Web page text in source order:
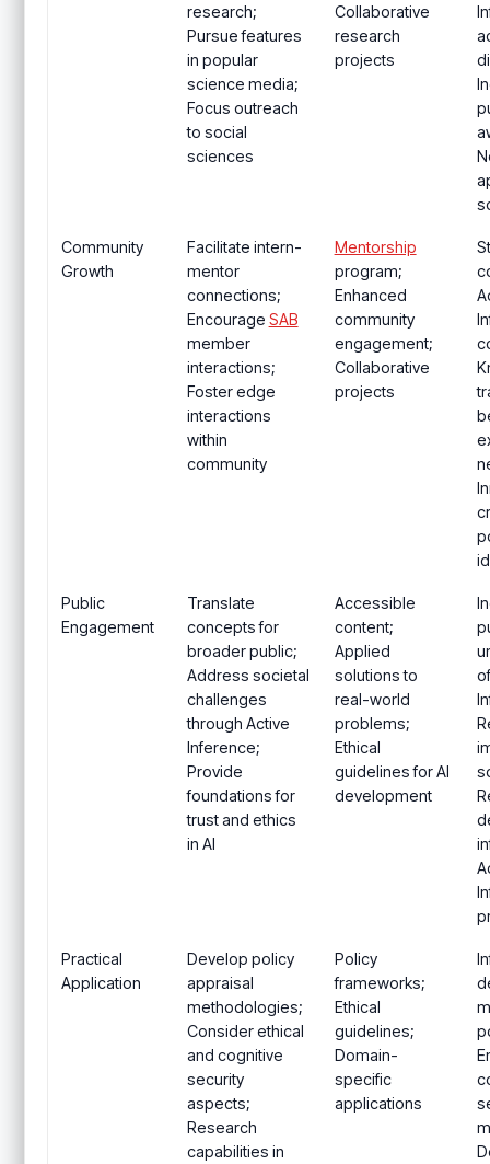
research;
Pursue features
in popular
science media;
Focus outreach
to social
sciences
Collaborative
research
projects
Community
Growth
Facilitate intern-
mentor
connections;
Encourage SAB
member
interactions;
Foster edge
interactions
within
community
Mentorship
program;
Enhanced
community
engagement;
Collaborative
projects
Public
Engagement
Translate
concepts for
broader public;
Address societal
challenges
through Active
Inference;
Provide
foundations for
trust and ethics
in AI
Accessible
content;
Applied
solutions to
real-world
problems;
Ethical
guidelines for AI
development
Practical
Application
Develop policy
appraisal
methodologies;
Consider ethical
and cognitive
security
aspects;
Research
capabilities in
Policy
frameworks;
Ethical
guidelines;
Domain-
specific
applications